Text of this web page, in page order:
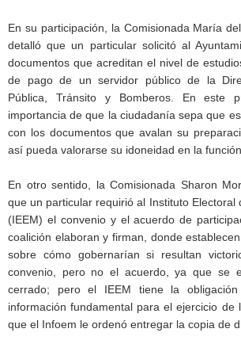
En su participación, la Comisionada María
detalló que un particular solicitó al
documentos que acreditan el nivel de
de pago de un servidor público de la
Pública, Tránsito y Bomberos. En este
importancia de que la ciudadanía sepa que
con los documentos que avalan su
así pueda valorarse su idoneidad en la función
En otro sentido, la Comisionada Sharon
que un particular requirió al Instituto Electoral
(IEEM) el convenio y el acuerdo de
coalición elaboran y firman, donde
sobre cómo gobernarían si resultan
convenio, pero no el acuerdo, ya que se
cerrado; pero el IEEM tiene la
información fundamental para el ejercicio de
que el Infoem le ordenó entregar la copia de